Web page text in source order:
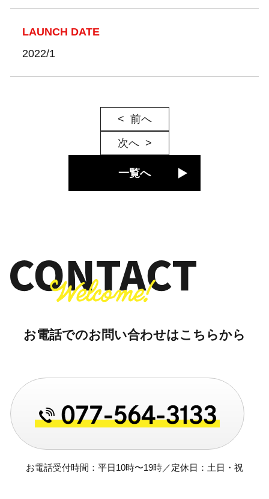
LAUNCH DATE
2022/1
前へ
次へ
一覧へ
お電話でのお問い合わせはこちらから
お電話受付時間：平日10時〜19時／定休日：土日・祝